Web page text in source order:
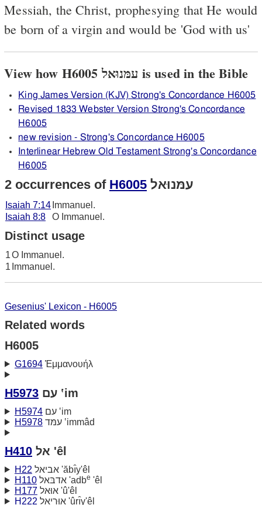
Messiah, the Christ, prophesying that He would
be born of a virgin and would be 'God with us'
View how H6005 עמּנוּאל is used in the Bible
King James Version (KJV) Strong's Concordance H6005
Revised 1833 Webster Version Strong's Concordance
H6005
new revision - Strong's Concordance H6005
Interlinear Hebrew Old Testament Strong's Concordance
H6005
2 occurrences of H6005 עמּנוּאל
Isaiah 7:14 Immanuel.
Isaiah 8:8
O Immanuel.
Distinct usage
1O Immanuel.
1 Immanuel.
Gesenius' Lexicon - H6005
Related words
H6005
G1694Ἐμμανουήλ
H5973 עם ‛im
H5974
עם ‛im
H5978
עמּד ‛immâd
H410 אל 'êl
H22
אביאל 'ăbı̂y'êl
H110
אדבּאל 'adbe 'êl
H177
אוּאל 'û'êl
H222
אוּריאל 'ûrı̂y'êl